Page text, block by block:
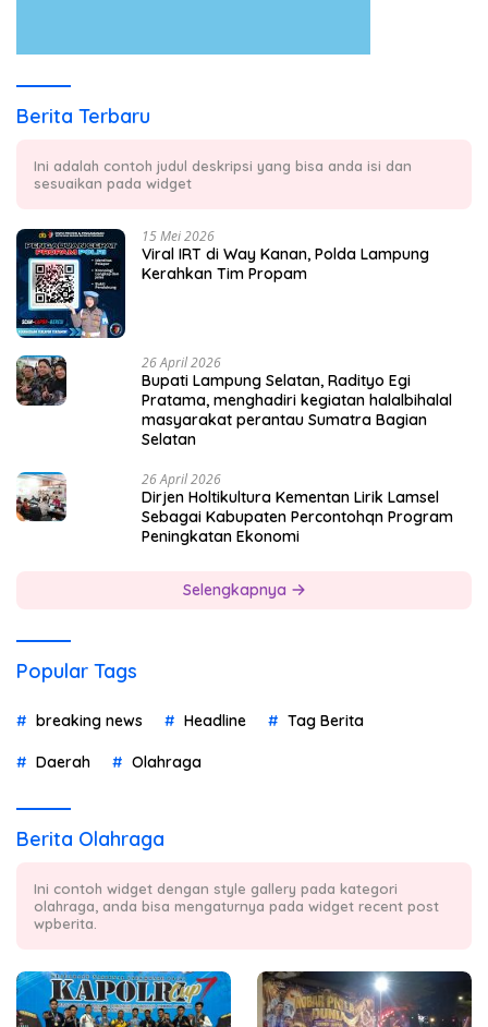
Berita Terbaru
Ini adalah contoh judul deskripsi yang bisa anda isi dan
sesuaikan pada widget
15 Mei 2026
Viral IRT di Way Kanan, Polda Lampung
Kerahkan Tim Propam
26 April 2026
Bupati Lampung Selatan, Radityo Egi
Pratama, menghadiri kegiatan halalbihalal
masyarakat perantau Sumatra Bagian
Selatan
26 April 2026
Dirjen Holtikultura Kementan Lirik Lamsel
Sebagai Kabupaten Percontohqn Program
Peningkatan Ekonomi
Selengkapnya
Popular Tags
breaking news Headline Tag Berita
Daerah Olahraga
Berita Olahraga
Ini contoh widget dengan style gallery pada kategori
olahraga, anda bisa mengaturnya pada widget recent post
wpberita.